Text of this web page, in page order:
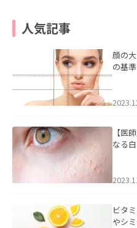
人気記事
顔の
の基
【医
なる
ビタ
やシ